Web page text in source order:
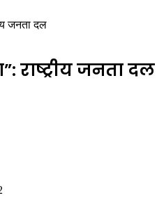
जनता दल
राष्ट्रीय जनता दल